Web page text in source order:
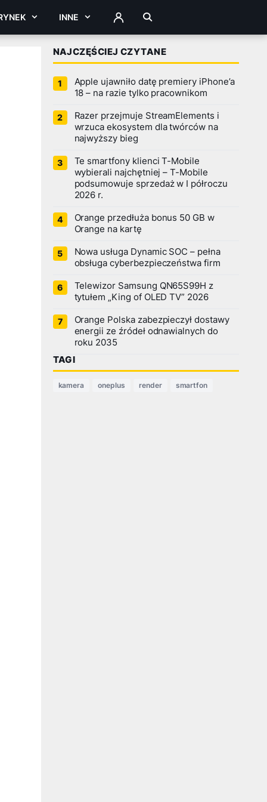
INNE ZALOGUJ
NAJCZĘŚCIEJ CZYTANE
Apple ujawniło datę premiery iPhone’a
18 – na razie tylko pracownikom
Razer przejmuje StreamElements i
wrzuca ekosystem dla twórców na
najwyższy bieg
Te smartfony klienci T-Mobile
wybierali najchętniej – T-Mobile
podsumowuje sprzedaż w I półroczu
2026 r.
Orange przedłuża bonus 50 GB w
Orange na kartę
Nowa usługa Dynamic SOC – pełna
obsługa cyberbezpieczeństwa firm
Telewizor Samsung QN65S99H z
tytułem „King of OLED TV” 2026
Orange Polska zabezpieczył dostawy
energii ze źródeł odnawialnych do
roku 2035
TAGI
kamera oneplus render smartfon